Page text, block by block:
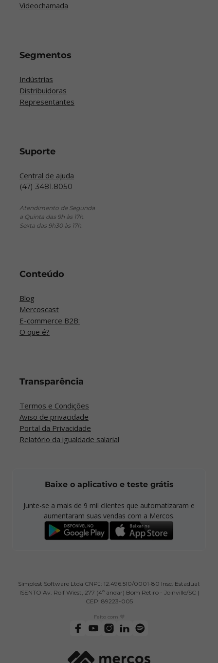
Videochamada
Segmentos
Indústrias
Distribuidoras
Representantes
Conteúdo
Blog
Mercoscast
E-commerce B2B:
O que é?
Suporte
Central de ajuda
(47) 3481.8050
Atendimento de Segunda
a Quinta das 9h às 17h.
Sexta das 9h30 às 17h.
Transparência
Termos e Condições
Aviso de privacidade
Portal da Privacidade
Relatório da igualdade salarial
Baixe o aplicativo e teste grátis
Junte-se a mais de 9 mil clientes que automatizaram e
aumentaram suas vendas com a Mercos.
Simplest Software Ltda CNPJ: 12.496.510/0001-80 Insc. Estadual:
ISENTO Av. Rolf Wiest, 277 (4º andar) Bom Retiro - Joinville/SC |
CEP: 89223-005
Feito com 💜